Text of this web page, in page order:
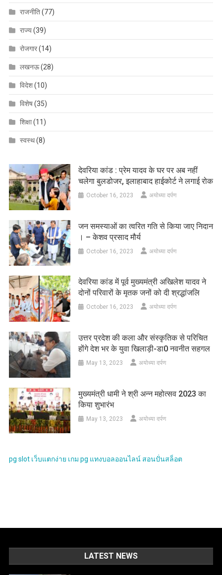
राजनीति(77)
राज्य(39)
रोजगार(14)
लखनऊ(28)
विदेश(10)
विशेष(35)
शिक्षा(11)
स्वस्थ(8)
देवरिया कांड : प्रेम यादव के घर पर अब नहीं
चलेगा बुलडोजर, इलाहाबाद हाईकोर्ट ने लगाई रोक
October 16, 2023 अयोध्या दर्पण
जन समस्याओं का त्वरित गति से किया जाए निदान
। – केशव प्रसाद मौर्य
October 16, 2023 अयोध्या दर्पण
देवरिया कांड में पूर्व मुख्यमंत्री अखिलेश यादव ने
दोनों परिवारों के मृतक जनों को दी श्रद्धांजलि
October 16, 2023 अयोध्या दर्पण
उत्तर प्रदेश की कला और संस्कृतिक से परिचित
होंगे देश भर के युवा खिलाड़ी-डा0 नवनीत सहगल
May 13, 2023 अयोध्या दर्पण
मुख्यमंत्री धामी ने श्री अन्न महोत्सव 2023 का
किया शुभारंभ
May 13, 2023 अयोध्या दर्पण
pg slot เว็บแตกง่าย เกม pg แทงบอลออนไลน์ สอนปั่นสล็อต
LATEST NEWS